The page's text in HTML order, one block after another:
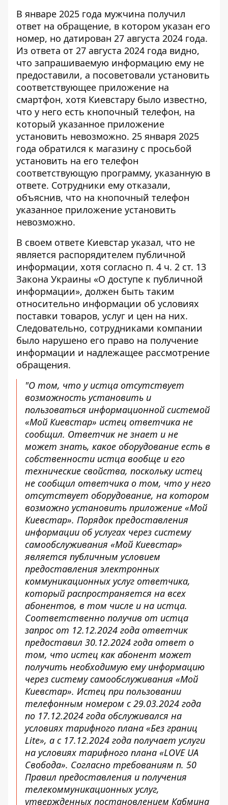
В январе 2025 года мужчина получил
ответ на обращение, в котором указан его
номер, но датирован 27 августа 2024 года.
Из ответа от 27 августа 2024 года видно,
что запрашиваемую информацию ему не
предоставили, а посоветовали установить
соответствующее приложение на
смартфон, хотя Киевстару было известно,
что у него есть кнопочный телефон, на
который указанное приложение
установить невозможно. 25 января 2025
года обратился к магазину с просьбой
установить на его телефон
соответствующую программу, указанную в
ответе. Сотрудники ему отказали,
объяснив, что на кнопочный телефон
указанное приложение установить
невозможно.
В своем ответе Киевстар указал, что не
является распорядителем публичной
информации, хотя согласно п. 4 ч. 2 ст. 13
Закона Украины «О доступе к публичной
информации», должен быть таким
относительно информации об условиях
поставки товаров, услуг и цен на них.
Следовательно, сотрудниками компании
было нарушено его право на получение
информации и надлежащее рассмотрение
обращения.
"О том, что у истца отсутствует
возможность установить и
пользоваться информационной системой
«Мой Киевстар» истец ответчика не
сообщил. Ответчик не знает и не
может знать, какое оборудование есть в
собственности истца вообще и его
технические свойства, поскольку истец
не сообщил ответчика о том, что у него
отсутствует оборудование, на котором
возможно установить приложение «Мой
Киевстар». Порядок предоставления
информации об услугах через систему
самообслуживания «Мой Киевстар»
является публичным условием
предоставления электронных
коммуникационных услуг ответчика,
который распространяется на всех
абонентов, в том числе и на истца.
Соответственно получив от истца
запрос от 12.12.2024 года ответчик
предоставил 30.12.2024 года ответ о
том, что истец как абонент может
получить необходимую ему информацию
через систему самообслуживания «Мой
Киевстар». Истец при пользовании
телефонным номером с 29.03.2024 года
по 17.12.2024 года обслуживался на
условиях тарифного плана «Без границ
Lite», а с 17.12.2024 года получает услуги
на условиях тарифного плана «LOVE UA
Свобода». Согласно требованиям п. 50
Правил предоставления и получения
телекоммуникационных услуг,
утвержденных постановлением Кабмина